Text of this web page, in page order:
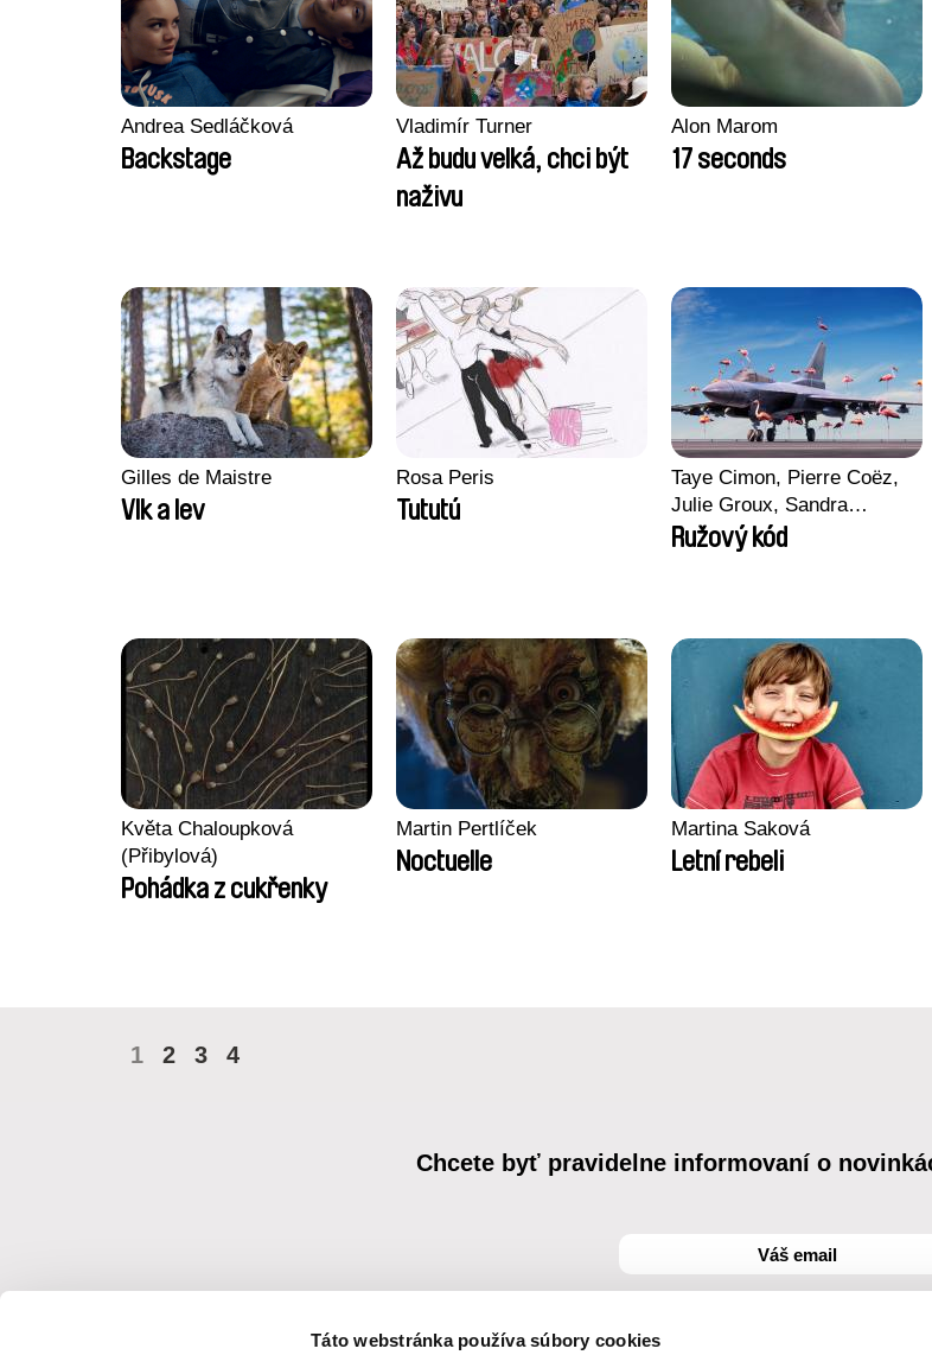
Táto webstránka používa súbory cookies
Andrea Sedláčková
Backstage
Vladimír Turner
Až budu velká, chci být
naživu
Alon Marom
17 seconds
Gilles de Maistre
Vlk a lev
Rosa Peris
Tututú
Taye Cimon, Pierre Coëz,
Julie Groux, Sandra
Leydier, Manuarii Morel,
Romain Seisson
Ružový kód
Květa Chaloupková
(Přibylová)
Pohádka z cukřenky
Martin Pertlíček
Noctuelle
Martina Saková
Letní rebeli
1 2 3 4
Chcete byť pravidelne informovaní o